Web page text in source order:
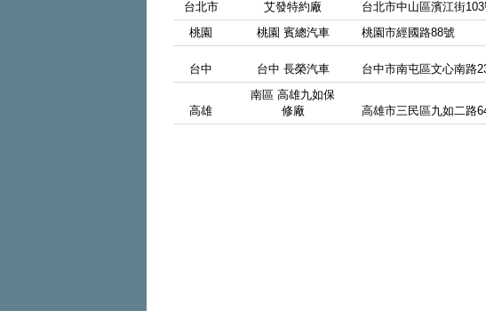
台北市 艾發特約廠 台北市中山區濱江街
桃園
桃園 賓總汽車 桃園市經國路88號
台中 台中 長榮汽車 台中市南屯區文心南路
高雄
南區 高雄九如保
修廠
高雄市三民區九如二路